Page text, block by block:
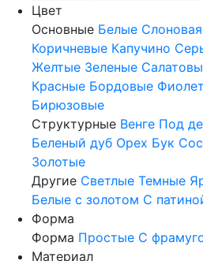
Цвет
Основные Белые
Коричневые Капучино
Желтые Зеленые
Красные Бордовые
Бирюзовые
Структурные Венге Под
Беленый дуб Орех Бук
Золотые
Другие Светлые Темные
Белые с золотом С
Форма
Форма Простые С
Материал